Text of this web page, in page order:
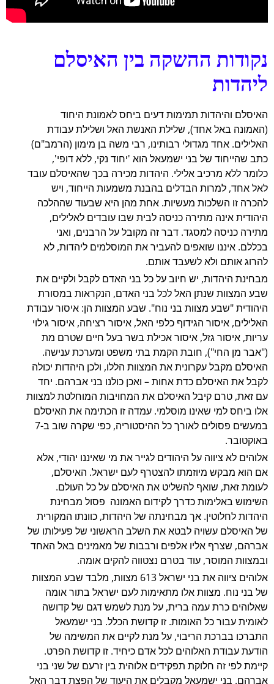
נקודות ההשקה בין האיסלם
ליהדות
האיסלם והיהדות תמימות דעים ביחס לאמונת היחוד
(האמונה באל אחד), שלילת האנשת האל ושלילת עבודת
האלילים. אחד מגדולי רבותינו, רבי משה בן מימון (הרמב"ם)
כתב שהייחוד של בני ישמעאל הוא 'יחוד נקי, ללא דופי',
כלומר ללא מרכיב אלילי. היהדות מכירה בכך שהאיסלם עובד
לאל אחד, למרות הבדלים בהבנת משמעות הייחוד, ויש
להכרה זו השלכות מעשיות. אחת מהן היא שבעוד שההלכה
היהודית אינה מתירה כניסה לבית שבו עובדים לאלילים,
מתירה כניסה למסגד. דבר זה מקובל על הרבנים, ואני
בכללם. איננו שואפים להעביר את המוסלמים ליהדות, לא
להרוג אותם ולא לשעבד אותם.
מבחינת היהדות, יש חיוב על כל בני האדם לקבל ולקיים את
שבע המצוות שנתן האל לכל בני האדם, הנקראות במסורת
היהודית "שבע מצוות בני נוח". שבע המצוות הן: איסור עבודת
האלילים, איסור הגידוף כלפי האל, איסור רציחה, איסור גילוי
עריות, איסור גזל, איסור אכילת בשר בעל חיים שטרם מת
("אבר מן החי"), חובת הקמת בתי משפט ומערכת ענישה.
האיסלם מקבל עקרונית את המצוות הללו, ולכן היהדות יכולה
לקבל את האיסלם כדת אחות – ואכן כולנו בני אברהם. יחד
עם זאת, טרם קיבל האיסלם את המחויבות המוחלטת למצוות
אלו ביחס למי שאינו מוסלמי. עמדה זו הכתימה את האיסלם
במעשים פסולים לאורך כל ההיסטוריה, כפי שקרה שוב ב-7
באוקטובר.
אלוהים לא ציווה על היהודים לגייר את מי שאיננו יהודי, אלא
אם הוא מבקש מיוזמתו להצטרף לעם ישראל. האיסלם,
לעומת זאת, שואף להשליט את האיסלם על כל העולם.
השימוש באלימות כדרך לקידום האמונה פסול מבחינת
היהדות לחלוטין. אך מבחינתה של היהדות, כוונתו המקורית
של האיסלם עשויה לבטא את השלב הראשוני של פעילותו של
אברהם, שצרף אליו אלפים ורבבות של מאמינים באל האחד
ובמצוות המוסר, עוד בטרם נצטווה להקים אומה.
אלוהים ציווה את בני ישראל 613 מצוות, מלבד שבע המצוות
של בני נוח. מצוות אלו מתאימות לעם ישראל בתור אומה
שאלוהים כרת עמה ברית, על מנת לשמש דגם של קדושה
לאומית עבור כל האומות. זו קדושת הכלל. בני ישמעאל
התברכו בברכת הריבוי, על מנת לקיים את המשימה של
הודעת עבודת האלוהים לכל אדם כיחיד. זו קדושת הפרט.
קיימת לפי זה חלוקת תפקידים אלוהית בין זרעם של שני בני
אברהם. בני ישמעאל מקבלים את היעוד של הפצת דבר האל